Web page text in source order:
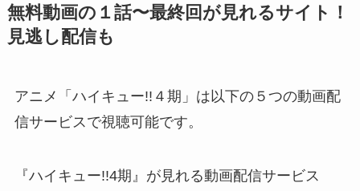
無料動画の１話〜最終回が見れるサイト！
見逃し配信も
アニメ「ハイキュー!!４期」は以下の５つの動画配
信サービスで視聴可能です。
『ハイキュー!!4期』が見れる動画配信サービス